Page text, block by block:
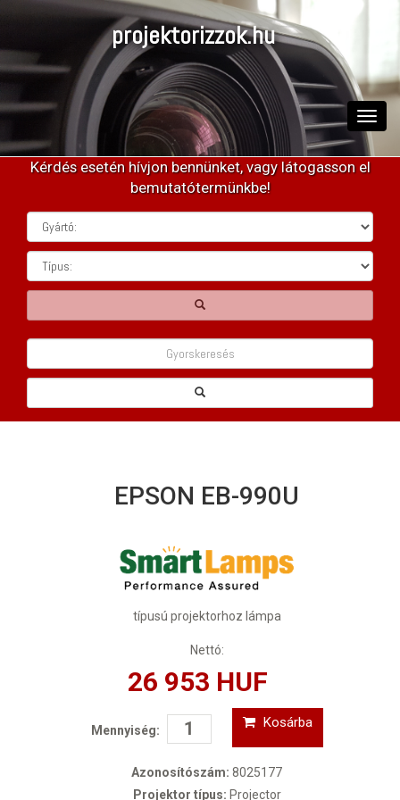
projektorizzok.hu
Toggle
Kérdés esetén hívjon bennünket, vagy látogasson el
bemutatótermünkbe!
EPSON EB-990U
típusú projektorhoz lámpa
Nettó:
26 953 HUF
Mennyiség:
Kosárba
Azonosítószám: 8025177
Projektor típus: Projector